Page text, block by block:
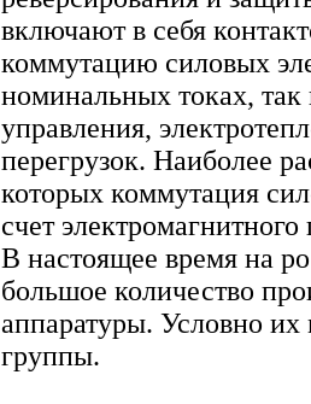
включают в себя
коммутацию силовых
номинальных токах, так
управления,
перегрузок. Наиболее
которых коммутация
счет электромагнитного
В настоящее время на
большое количество
аппаратуры. Условно
группы.